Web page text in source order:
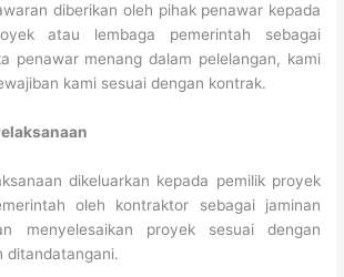
diberikan oleh pihak penawar kepada
atau lembaga pemerintah sebagai
penawar menang dalam pelelangan, kami
kami sesuai dengan kontrak.
dikeluarkan kepada pemilik proyek
oleh kontraktor sebagai jaminan
menyelesaikan proyek sesuai dengan
ditandatangani.